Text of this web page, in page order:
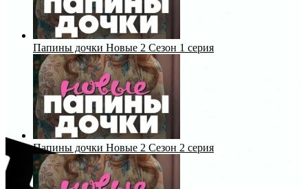
Папины дочки Новые 2 Сезон 1 серия
Папины дочки Новые 2 Сезон 2 серия